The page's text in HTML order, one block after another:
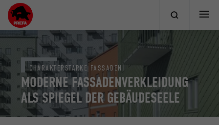
MODERNE FASSADENVERKLEIDUNG
ALS SPIEGEL DER GEBÄUDESEELE
CHARAKTERSTARKE FASSADEN